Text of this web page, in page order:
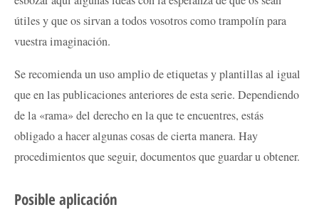
útiles y que os sirvan a todos vosotros como trampolín para
vuestra imaginación.
Se recomienda un uso amplio de etiquetas y plantillas al igual
que en las publicaciones anteriores de esta serie. Dependiendo
de la «rama» del derecho en la que te encuentres, estás
obligado a hacer algunas cosas de cierta manera. Hay
procedimientos que seguir, documentos que guardar u obtener.
Posible aplicación